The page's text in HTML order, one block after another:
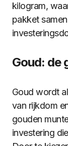
kilogram,
pakket
Goud: de
Goud wordt
van rijkdom
gouden
investering